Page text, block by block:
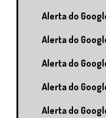
Alerta do
Alerta do
Alerta do
Alerta do
Alerta do